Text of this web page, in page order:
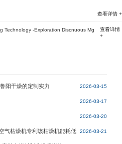
查看详情 +
Technology -Exploration Discnuous Mg
查看详情
+
阳干燥的定制实力 2026-03-15
2026-03-17
2026-03-20
气枯燥机专利该枯燥机能耗低 2026-03-21